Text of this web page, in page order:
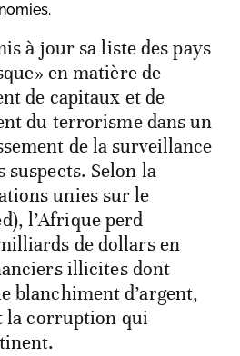
à jour sa liste des pays
en matière de
de capitaux et de
du terrorisme dans un
de la surveillance
Selon la
unies sur le
l’Afrique perd
de dollars en
illicites dont
blanchiment d’argent,
la corruption qui